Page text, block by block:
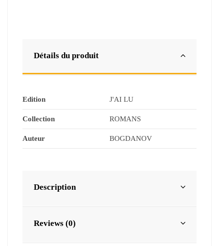
Détails du produit
Edition J'AI LU
Collection ROMANS
Auteur BOGDANOV
Description
Reviews (0)